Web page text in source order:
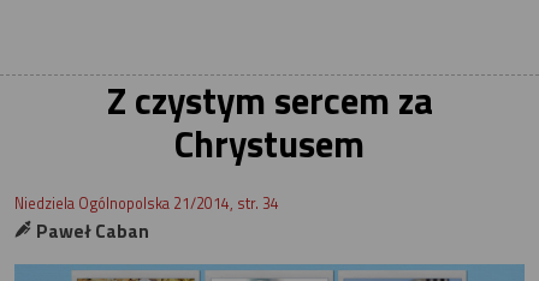
Z czystym sercem za
Chrystusem
Niedziela Ogólnopolska 21/2014, str. 34
Paweł Caban